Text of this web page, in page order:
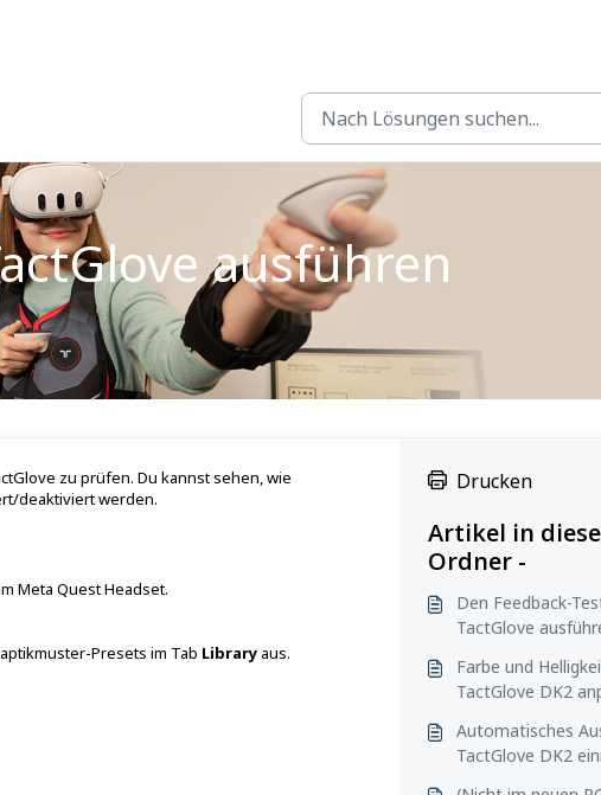
ausführen
zu prüfen. Du kannst sehen, wie
deaktiviert werden.
Meta Quest Headset.
Presets im Tab Library aus.
Drucken
Artikel in
Ordner -
Den Feedback-
TactGlove
Farbe und
TactGlove DK2
Automatisches
TactGlove DK2